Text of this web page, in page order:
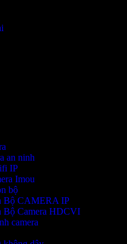
an ninh
IP
Imou
bộ
Bộ CAMERA IP
Bộ Camera HDCVI
camera